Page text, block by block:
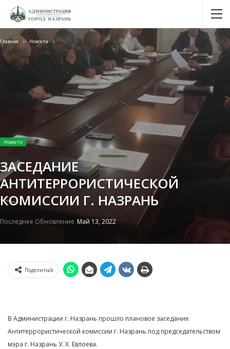
Главная Новости
Новости
ЗАСЕДАНИЕ
АНТИТЕРРОРИСТИЧЕСКОЙ
КОМИССИИ Г. НАЗРАНЬ
Последнее Обновление Май 13, 2022
Поделиться
В Администрации г. Назрань прошло плановое заседание
Антитеррористической комиссии г. Назрань под председательством
мэра г. Назрань У. Х. Евлоева.